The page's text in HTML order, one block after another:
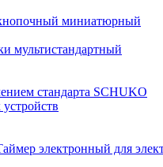
миниатюрный
мультистандартный
стандарта SCHUKO
электронный для